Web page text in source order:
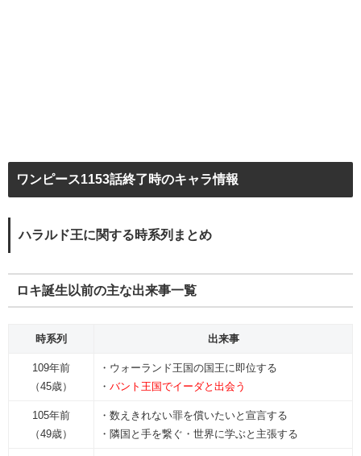
ワンピース1153話終了時のキャラ情報
ハラルド王に関する時系列まとめ
ロキ誕生以前の主な出来事一覧
時系列 出来事
109年前
（45歳）
・ウォーランド王国の国王に即位する
・ バント王国でイーダと出会う
105年前
（49歳）
・数えきれない罪を償いたいと宣言する
・隣国と手を繋ぐ・世界に学ぶと主張する